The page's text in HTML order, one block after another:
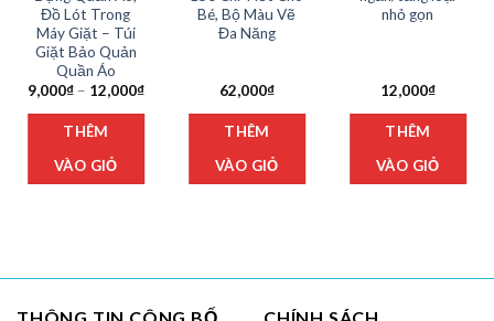
Đồ Lót Trong
Máy Giặt – Túi
Giặt Bảo Quản
Quần Áo
9,000₫ – 12,000₫Khoảng
từ
THÊM
VÀO GIỎ
chọn
Bé, Bộ Màu Vẽ
Đa Năng
62,000₫
THÊM
VÀO GIỎ
nhỏ gọn
12,000₫
THÊM
VÀO GIỎ